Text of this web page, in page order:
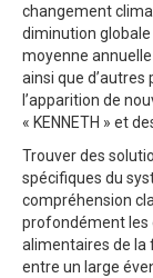
changement
diminution
moyenne
ainsi que
l’apparition de
« KENNETH » et
Trouver des
spécifiques du
compréhension
profondément les
alimentaires de la
entre un large